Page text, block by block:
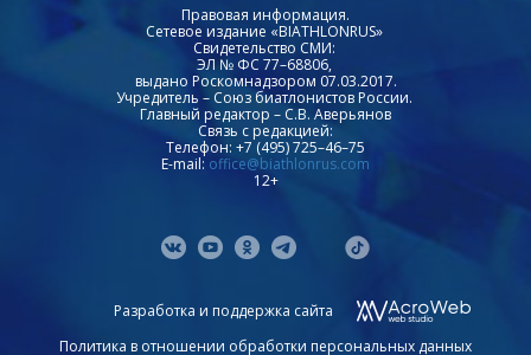
Правовая информация.
Сетевое издание «BIATHLONRUS»
Свидетельство СМИ:
ЭЛ № ФС 77–68806,
выдано Роскомнадзором 07.03.2017.
Учредитель – Союз биатлонистов России.
Главный редактор – С.В. Аверьянов
Связь с редакцией:
Телефон: +7 (495) 725–46–75
E-mail: office@biathlonrus.com
12+
Разработка и поддержка сайта
Политика в отношении обработки персональных данных